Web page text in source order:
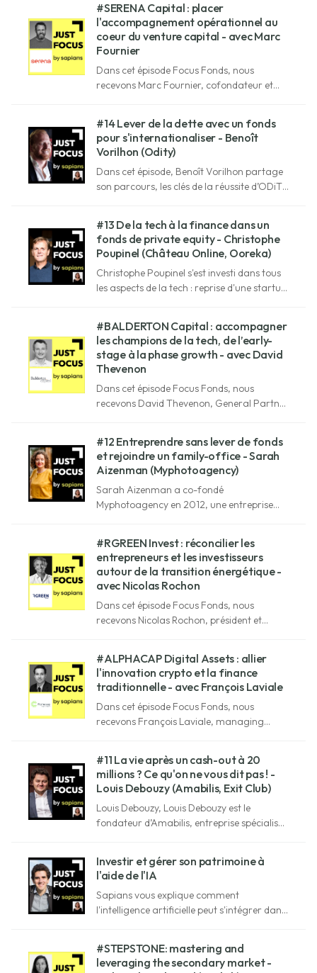
#SERENA Capital : placer
l'accompagnement opérationnel au
coeur du venture capital - avec Marc
Fournier
Dans cet épisode Focus Fonds, nous
recevons Marc Fournier, cofondateur et
entrepreneurs, pour des entrepreneurs.
#14 Lever de la dette avec un fonds
pour s'internationaliser - Benoît
Vorilhon (Odity)
Dans cet épisode, Benoît Vorilhon partage
son parcours, les clés de la réussite d’ODiTY
#13 De la tech à la finance dans un
fonds de private equity - Christophe
Poupinel (Château Online, Ooreka)
Christophe Poupinel s'est investi dans tous
les aspects de la tech : reprise d'une startup
dans un fonds de venture capital.
#BALDERTON Capital : accompagner
les champions de la tech, de l’early-
stage à la phase growth - avec David
Thevenon
Dans cet épisode Focus Fonds, nous
recevons David Thevenon, General Partner
d'Europe.
#12 Entreprendre sans lever de fonds
et rejoindre un family-office - Sarah
Aizenman (Myphotoagency)
Sarah Aizenman a co-fondé
Myphotoagency en 2012, une entreprise
entreprises et qui s'est développée sans
levée de fonds.
#RGREEN Invest : réconcilier les
entrepreneurs et les investisseurs
autour de la transition énergétique -
avec Nicolas Rochon
Dans cet épisode Focus Fonds, nous
recevons Nicolas Rochon, président et
de transition énergétique.
#ALPHACAP Digital Assets : allier
l'innovation crypto et la finance
traditionnelle - avec François Laviale
Dans cet épisode Focus Fonds, nous
recevons François Laviale, managing
#11 La vie après un cash-out à 20
millions ? Ce qu'on ne vous dit pas ! -
Louis Debouzy (Amabilis, Exit Club)
Louis Debouzy, Louis Debouzy est le
fondateur d’Amabilis, entreprise spécialisée
Investir et gérer son patrimoine à
l'aide de l'IA
Sapians vous explique comment
l'intelligence artificielle peut s'intégrer dans
#STEPSTONE: mastering and
leveraging the secondary market -